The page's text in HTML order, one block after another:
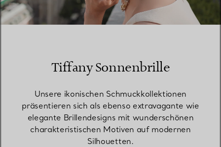
00:10 / 00:15
Tiffany Sonnenbrille
Unsere ikonischen Schmuckkollektionen
präsentieren sich als ebenso extravagante wie
elegante Brillendesigns mit wunderschönen
charakteristischen Motiven auf modernen
Silhouetten.